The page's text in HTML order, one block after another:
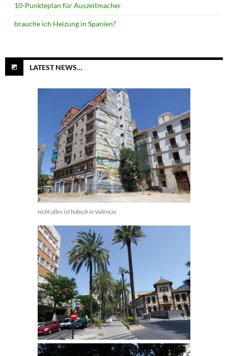
10-Punkteplan für Auszeitmacher
brauche ich Heizung in Spanien?
LATEST NEWS…
nicht alles ist hübsch in Valencia